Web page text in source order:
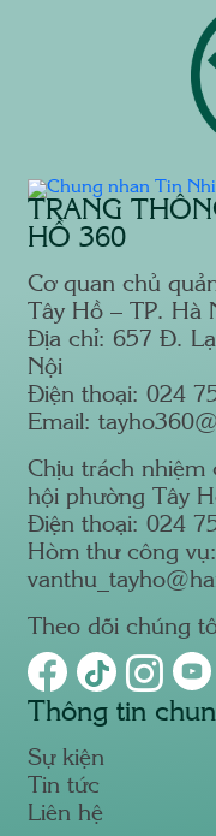
TRANG
HỒ 360
Cơ quan chủ
Tây Hồ – TP. Hà
Địa chỉ: 657 Đ.
Nội
Điện thoại: 024
Email:
Chịu trách nhiệm
hội phường Tây
Điện thoại: 024
Hòm thư công vụ:
Theo dõi chúng
Thông tin
Sự kiện
Tin tức
Liên hệ